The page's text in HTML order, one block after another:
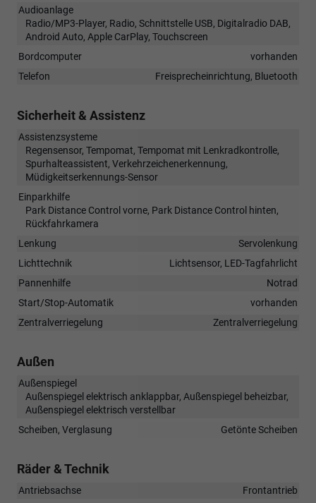
Audioanlage
Radio/MP3-Player, Radio, Schnittstelle USB, Digitalradio DAB,
Android Auto, Apple CarPlay, Touchscreen
Bordcomputer
vorhanden
Telefon
Freisprecheinrichtung, Bluetooth
Sicherheit & Assistenz
Assistenzsysteme
Regensensor, Tempomat, Tempomat mit Lenkradkontrolle,
Spurhalteassistent, Verkehrzeichenerkennung,
Müdigkeitserkennungs-Sensor
Einparkhilfe
Park Distance Control vorne, Park Distance Control hinten,
Rückfahrkamera
Lenkung
Servolenkung
Lichttechnik
Lichtsensor, LED-Tagfahrlicht
Pannenhilfe
Notrad
Start/Stop-Automatik
vorhanden
Zentralverriegelung
Zentralverriegelung
Außen
Außenspiegel
Außenspiegel elektrisch anklappbar, Außenspiegel beheizbar,
Außenspiegel elektrisch verstellbar
Scheiben, Verglasung
Getönte Scheiben
Räder & Technik
Antriebsachse
Frontantrieb